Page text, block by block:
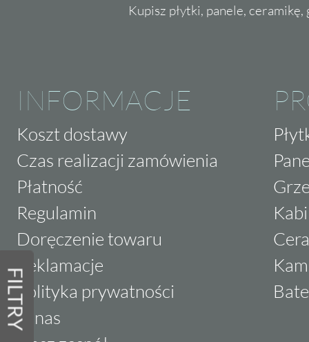
FILTRY
Kupisz płytki, panele,
INFORMACJE
Koszt dostawy
Czas realizacji zamówienia
Płatność
Regulamin
Doręczenie towaru
Reklamacje
Polityka prywatności
O nas